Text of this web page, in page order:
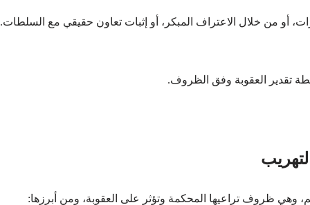
أو من خلال الاعتراف المبكر، أو إثبات تعاون حقيقي مع السلطات.
ظروف تراعيها المحكمة وتؤثر على العقوبة، ومن أبرزها: